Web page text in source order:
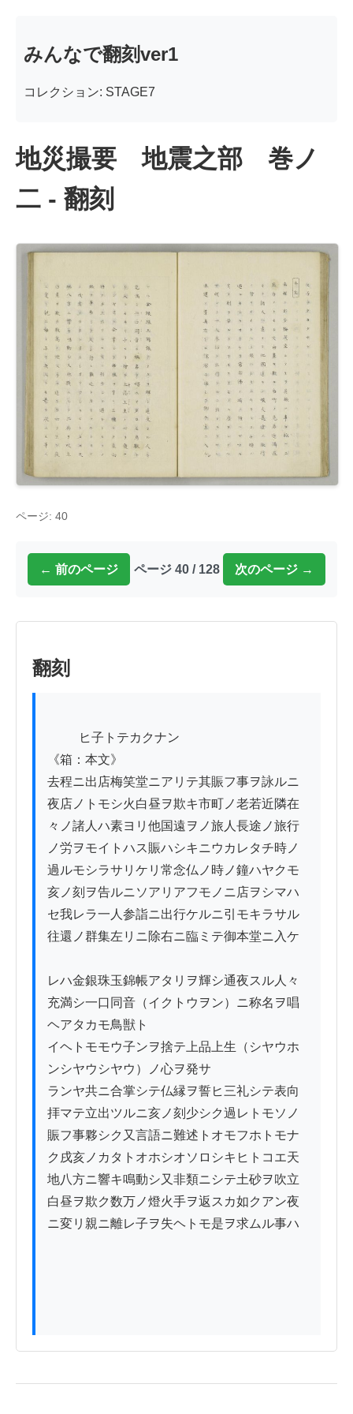
みんなで翻刻ver1
コレクション: STAGE7
地災撮要 地震之部 巻ノ
二 - 翻刻
ページ: 40
← 前のページ ページ 40 / 128 次のページ →
翻刻
《箱：本文》
去程ニ出店梅笑堂ニアリテ其賑フ事ヲ詠ルニ
夜店ノトモシ火白昼ヲ欺キ市町ノ老若近隣在
々ノ諸人ハ素ヨリ他国遠ヲノ旅人長途ノ旅行
ノ労ヲモイトハス賑ハシキニウカレタチ時ノ
過ルモシラサリケリ常念仏ノ時ノ鐘ハヤクモ
亥ノ刻ヲ告ルニソアリアフモノニ店ヲシマハ
セ我レラ一人参詣ニ出行ケルニ引モキラサル
往還ノ群集左リニ除右ニ臨ミテ御本堂ニ入ケ
レハ金銀珠玉錦帳アタリヲ輝シ通夜スル人々
充満シ一口同音（イクトウヲン）ニ称名ヲ唱
ヘアタカモ鳥獣ト
イヘトモモウ子ンヲ捨テ上品上生（シヤウホ
ンシヤウシヤウ）ノ心ヲ発サ
ランヤ共ニ合掌シテ仏縁ヲ誓ヒ三礼シテ表向
拝マテ立出ツルニ亥ノ刻少シク過レトモソノ
賑フ事夥シク又言語ニ難述トオモフホトモナ
ク戌亥ノカタトオホシオソロシキヒトコエ天
地八方ニ響キ鳴動シ又非類ニシテ土砂ヲ吹立
白昼ヲ欺ク数万ノ燈火手ヲ返スカ如クアン夜
ニ変リ親ニ離レ子ヲ失ヘトモ是ヲ求ムル事ハ